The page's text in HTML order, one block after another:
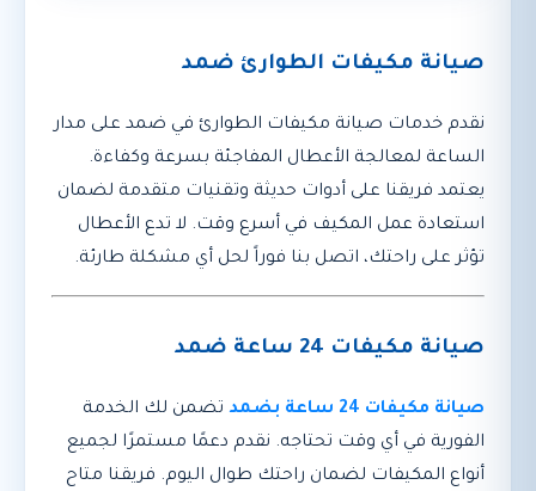
صيانة مكيفات الطوارئ ضمد
نقدم خدمات صيانة مكيفات الطوارئ في ضمد على مدار
الساعة لمعالجة الأعطال المفاجئة بسرعة وكفاءة.
يعتمد فريقنا على أدوات حديثة وتقنيات متقدمة لضمان
استعادة عمل المكيف في أسرع وقت. لا تدع الأعطال
تؤثر على راحتك، اتصل بنا فوراً لحل أي مشكلة طارئة.
صيانة مكيفات 24 ساعة ضمد
صيانة مكيفات 24 ساعة بضمد
تضمن لك الخدمة
الفورية في أي وقت تحتاجه. نقدم دعمًا مستمرًا لجميع
أنواع المكيفات لضمان راحتك طوال اليوم. فريقنا متاح